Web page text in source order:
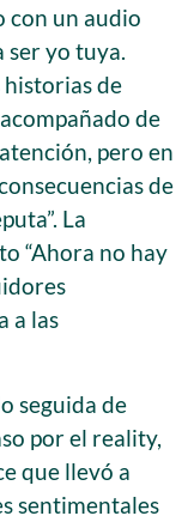
con un audio
ser yo tuya.
historias de
de
pero en
de
La
“Ahora no hay
a las
seguida de
por el reality,
que llevó a
sentimentales